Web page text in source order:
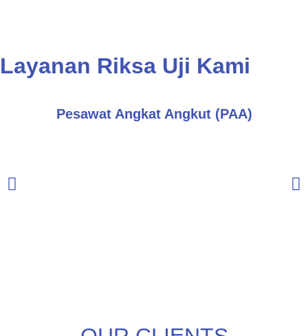
Layanan Riksa Uji Kami
Pesawat Angkat Angkut (PAA)